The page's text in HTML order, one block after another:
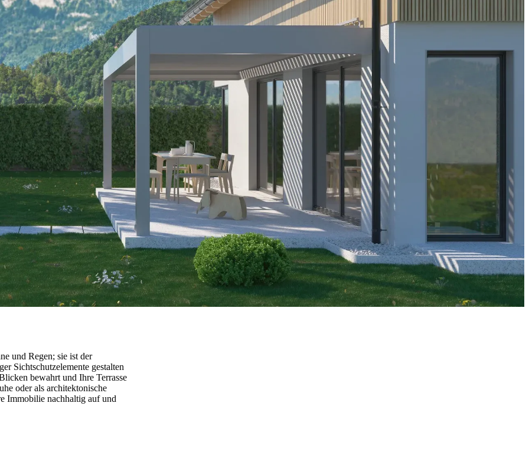
und Regen; sie ist der
Sichtschutzelemente gestalten
bewahrt und Ihre Terrasse
oder als architektonische
Immobilie nachhaltig auf und